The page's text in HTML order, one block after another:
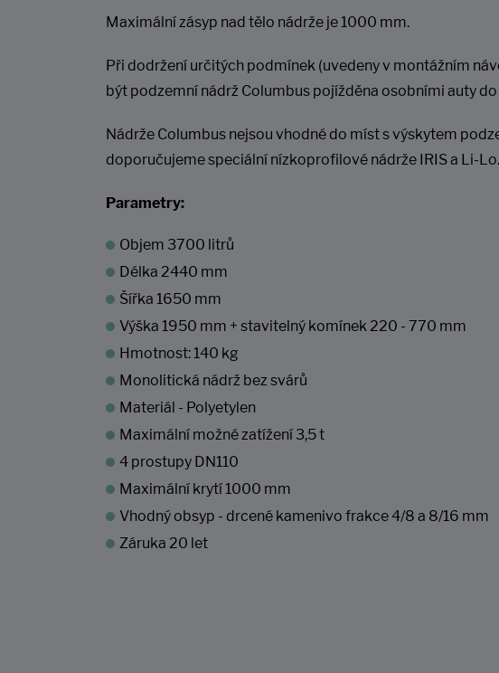
Maximální zásyp nad tělo nádrže je 1000 mm.
Při dodržení určitých podmínek (uvedeny v montážním
být podzemní nádrž Columbus pojížděna osobními auty
Nádrže Columbus nejsou vhodné do míst s výskytem
doporučujeme speciální nízkoprofilové nádrže IRIS a Li-Lo.
Parametry:
Objem 3700 litrů
Délka 2440 mm
Šířka 1650 mm
Výška 1950 mm + stavitelný komínek 220 - 770 mm
Hmotnost: 140 kg
Monolitická nádrž bez svárů
Materiál - Polyetylen
Maximální možné zatížení 3,5 t
4 prostupy DN110
Maximální krytí 1000 mm
Vhodný obsyp - drcené kamenivo frakce 4/8 a 8/16 mm
Záruka 20 let